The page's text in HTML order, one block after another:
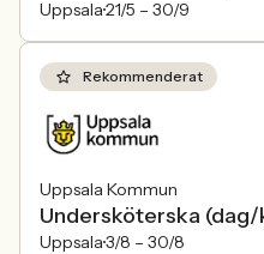
Uppsala21/5 – 30/9
Rekommenderat
Uppsala Kommun
Undersköterska
Uppsala3/8 – 30/8